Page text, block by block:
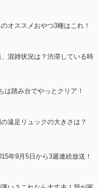
オススメおやつ3種はこれ！
混雑状況は？渋滞している時
は踏み台でやっとクリア！
遠足リュックの大きさは？
年9月5日から3週連続放送！